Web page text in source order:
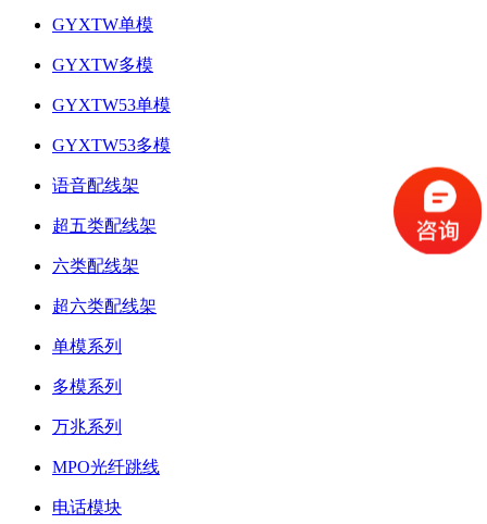
GYXTW单模
GYXTW多模
GYXTW53单模
GYXTW53多模
语音配线架
超五类配线架
六类配线架
超六类配线架
单模系列
多模系列
万兆系列
MPO光纤跳线
电话模块